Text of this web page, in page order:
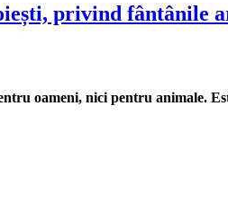
privind fântânile
oameni, nici pentru animale.